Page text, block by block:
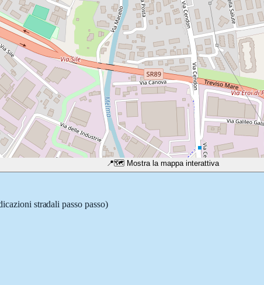
📍🗺️ Mostra la mappa interattiva
stradali passo passo)